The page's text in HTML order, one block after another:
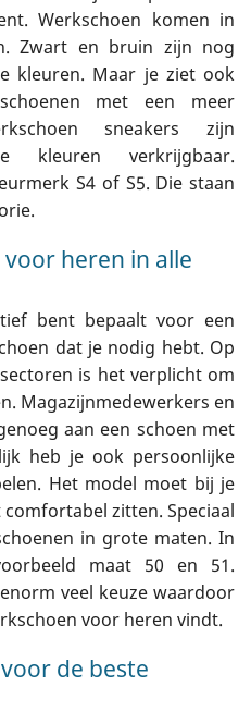
Werkschoen komen in
Zwart en bruin zijn nog
kleuren. Maar je ziet ook
met een meer
sneakers zijn
kleuren verkrijgbaar.
S4 of S5. Die staan
heren in alle
bent bepaalt voor een
dat je nodig hebt. Op
is het verplicht om
Magazijnmedewerkers en
aan een schoen met
heb je ook persoonlijke
Het model moet bij je
zitten. Speciaal
in grote maten. In
maat 50 en 51.
veel keuze waardoor
voor heren vindt.
de beste